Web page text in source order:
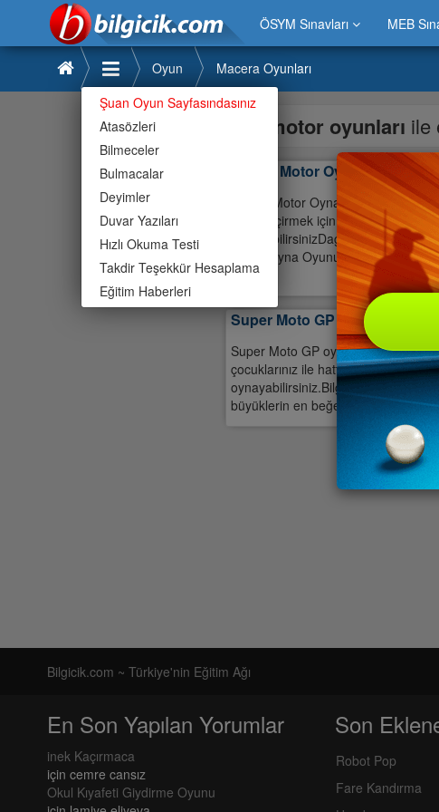
ÖSYM Sınavları MEB
Şuan Oyun Sayfasındasınız
Atasözleri
Bilmeceler
Bulmacalar
Deyimler
Duvar Yazıları
Hızlı Okuma Testi
Takdir Teşekkür Hesaplama
Eğitim Haberleri
Oyun Macera Oyunları
motor oyunları ile
Dağda Motor Oyna
Dagda Motor Oyna Çocugunuz
vakit geçirmek için en iyi
oynayabilirsinizDagda Motor
Motor Oyna Oyununu
Motor
Super Moto GP
Super Moto GP oyunu ilgi çekiyor
çocuklarınız ile hatta büyük
oynayabilirsiniz.Bilgicik oyunda
büyüklerin en beğendiği
Bilgicik.com ~ Türkiye'nin Eğitim Ağı
En Son Yapılan Yorumlar
inek Kaçırmaca
için cemre cansız
Okul Kıyafeti Giydirme Oyunu
Son
Robot Pop
Fare Kandırma